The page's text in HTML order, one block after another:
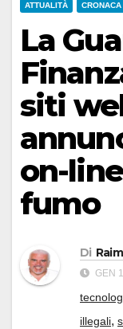
ATTUALITÀ CRONACA
La
siti
on-
fumo
Di
GEN
illegali,